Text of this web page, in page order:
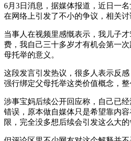
6月3日消息，据媒体报道，近日一
在网络上引发了不小的争议，相关讨
当事人在视频里感慨表示，我儿子
费，我自己三十多岁才有机会第一
母托举的意义。
这段发言引发热议，很多人表示反
强行绑定父母托举这类价值概念，整
涉事宝妈后续公开回应称，自己已
错误，原本做自媒体只是希望靠内
限，完全没多想后续会引发这么大的